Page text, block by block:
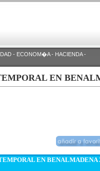
- ECONOM�A - HACIENDA -
EN
EN BENALMADENA